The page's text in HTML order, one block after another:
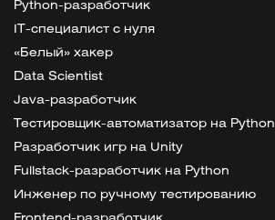
Python-разработчик
IT-специалист с нуля
«Белый» хакер
Data Scientist
Java-разработчик
Тестировщик-автоматизатор на Python
Разработчик игр на Unity
Fullstack-разработчик на Python
Инженер по ручному тестированию